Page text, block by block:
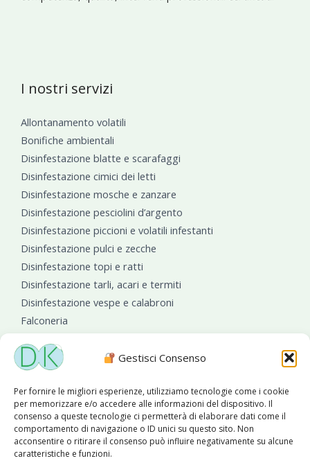
Gestisci Consenso
Per fornire le migliori esperienze, utilizziamo tecnologie come i cookie
per memorizzare e/o accedere alle informazioni del dispositivo. Il
consenso a queste tecnologie ci permetterà di elaborare dati come il
comportamento di navigazione o ID unici su questo sito. Non
acconsentire o ritirare il consenso può influire negativamente su alcune
caratteristiche e funzioni.
I nostri servizi
Allontanamento volatili
Bonifiche ambientali
Disinfestazione blatte e scarafaggi
Disinfestazione cimici dei letti
Disinfestazione mosche e zanzare
Disinfestazione pesciolini d’argento
Disinfestazione piccioni e volatili infestanti
Disinfestazione pulci e zecche
Disinfestazione topi e ratti
Disinfestazione tarli, acari e termiti
Disinfestazione vespe e calabroni
Falconeria
Sanificazioni ambientali